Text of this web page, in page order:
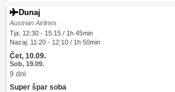
Dunaj
Austrian Airlines
Tja: 12:30 - 15:15 / 1h 45min
Nazaj: 11:20 - 12:10 / 1h 50min
Čet, 10.09.
Sob, 19.09.
9 dni
Super špar soba